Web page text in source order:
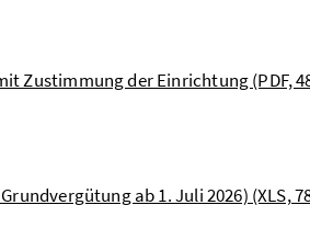
Zustimmung der Einrichtung (PDF,
ab 1. Juli 2026) (XLS,